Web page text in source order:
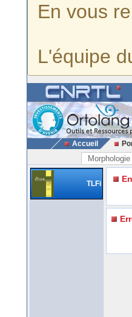
En vous
L'équipe
Accueil
Morphologie
TLFi